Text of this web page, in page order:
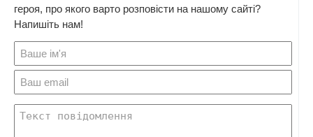
героя, про якого варто розповісти на нашому сайті?
Напишіть нам!